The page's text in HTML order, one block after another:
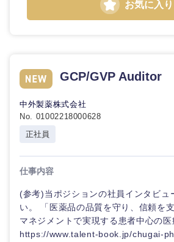
中国・四国地方
鳥取県 島
岡山県 広
お気に入り
GCP/GVP Auditor
中外製薬株式会社
No. 01002218000628
正社員
仕事内容
(参考)当ポジションの社員インタビュ
い。 「医薬品の品質を守り、信頼を
マネジメントで実現する患者中心の医
https://www.talent-book.jp/chugai-